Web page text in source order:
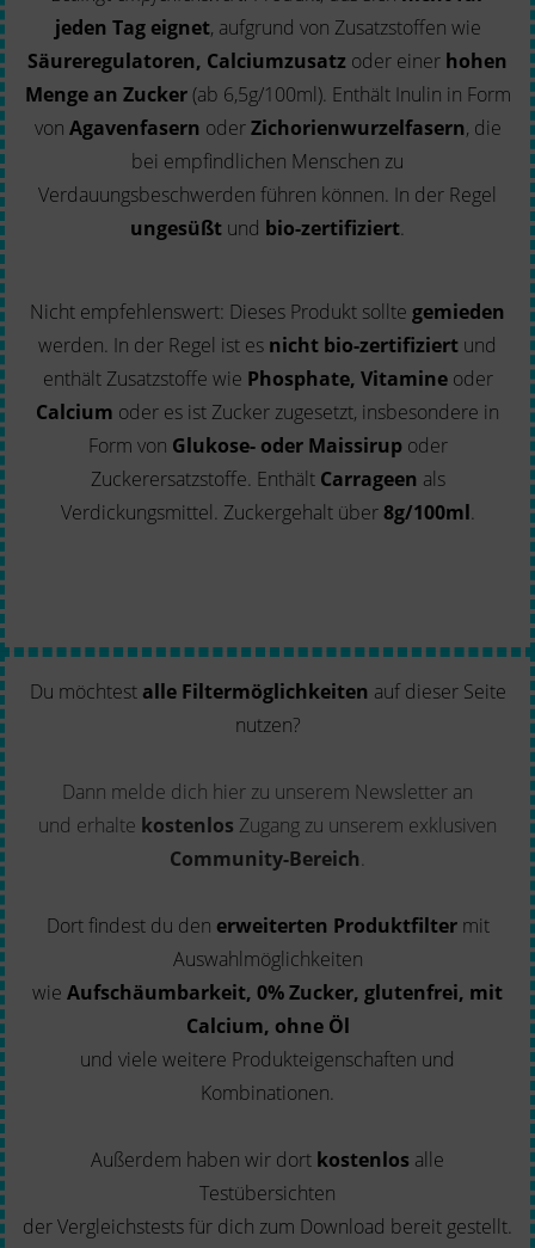
jeden Tag eignet, aufgrund von Zusatzstoffen wie
Säureregulatoren, Calciumzusatz oder einer hohen
Menge an Zucker(ab 6,5g/100ml). Enthält Inulin in Form
von Agavenfasern oderZichorienwurzelfasern, die
bei empfindlichen Menschen zu
Verdauungsbeschwerden führen können. In der Regel
ungesüßt und bio-zertifiziert.
Nicht empfehlenswert: Dieses Produkt sollte gemieden
werden. In der Regel ist es nicht bio-zertifiziert und
enthält Zusatzstoffe wie Phosphate, Vitamine oder
Calcium oder es ist Zucker zugesetzt, insbesondere in
Form von Glukose- oder Maissirupoder
Zuckerersatzstoffe. Enthält Carrageen als
Verdickungsmittel. Zuckergehalt über8g/100ml.
Du möchtest alle Filtermöglichkeiten auf dieser Seite
nutzen?
Dann melde dich hier zu unserem Newsletter an
und erhalte kostenlos Zugang zu unserem exklusiven
Community-Bereich.
Dort findest du den erweiterten Produktfiltermit
Auswahlmöglichkeiten
wie Aufschäumbarkeit, 0% Zucker, glutenfrei, mit
Calcium, ohne Öl
und viele weitere Produkteigenschaften und
Kombinationen.
Außerdem haben wir dort kostenlos alle
Testübersichten
der Vergleichstests für dich zum Download bereit gestellt.